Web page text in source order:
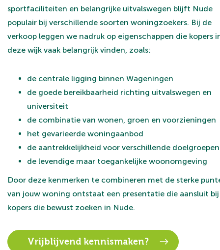
sportfaciliteiten en belangrijke uitvalswegen blijft Nude
populair bij verschillende soorten woningzoekers. Bij de
verkoop leggen we nadruk op eigenschappen die kopers
deze wijk vaak belangrijk vinden, zoals:
de centrale ligging binnen Wageningen
de goede bereikbaarheid richting uitvalswegen en
universiteit
de combinatie van wonen, groen en voorzieningen
het gevarieerde woningaanbod
de aantrekkelijkheid voor verschillende doelgroepen
de levendige maar toegankelijke woonomgeving
Door deze kenmerken te combineren met de sterke
van jouw woning ontstaat een presentatie die aansluit bij
kopers die bewust zoeken in Nude.
Vrijblijvend kennismaken?